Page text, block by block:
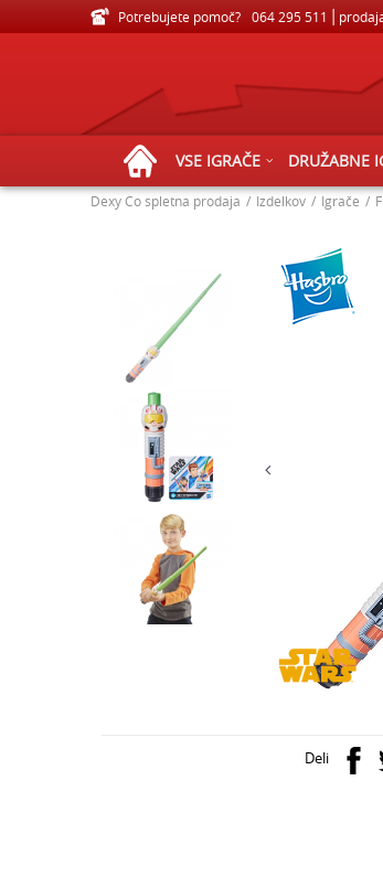
Potrebujete pomoč? 064 295 511
VELIKA IZBIRA IGRAČ ZA VSE
VSE IGRAČE DRUŽABNE
Dexy Co spletna prodaja Izdelkov Igrače
Deli